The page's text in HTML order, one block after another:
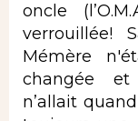
oncle
verrouillée!
Mémère
changée et
n’allait